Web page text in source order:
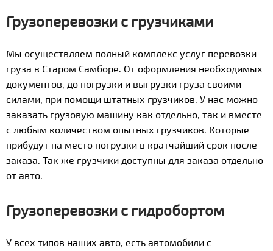
Грузоперевозки с грузчиками
Мы осуществляем полный комплекс услуг перевозки
груза в Старом Самборе. От оформления необходимых
документов, до погрузки и выгрузки груза своими
силами, при помощи штатных грузчиков. У нас можно
заказать грузовую машину как отдельно, так и вместе
с любым количеством опытных грузчиков. Которые
прибудут на место погрузки в кратчайший срок после
заказа. Так же грузчики доступны для заказа отдельно
от авто.
Грузоперевозки с гидробортом
У всех типов наших авто, есть автомобили с